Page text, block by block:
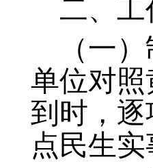
二、工
（一
单位对照
到时，
点民生